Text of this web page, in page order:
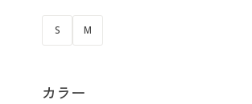
S M
カラー